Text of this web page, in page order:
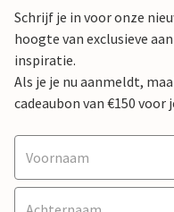
Schrijf je in voor onze
hoogte van exclusieve
inspiratie.
Als je je nu aanmeldt,
cadeaubon van €150